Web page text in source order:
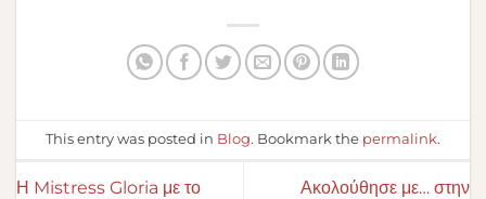
This entry was posted in Blog. Bookmark the permalink.
Η Mistress Gloria με το
Ακολούθησε με… στην